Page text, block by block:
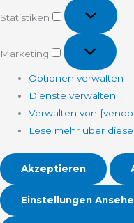
Statistiken
Statistiken
Marketing
Marketing
Optionen verwalten
Dienste verwalten
Verwalten von
Lese mehr über
Akzeptieren
Einstellungen